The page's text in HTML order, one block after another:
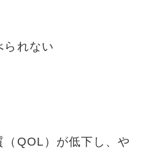
られない
（QOL）が低下し、や